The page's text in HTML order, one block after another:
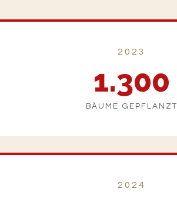
2023
1.300
BÄUME GEPFLANZT
2024